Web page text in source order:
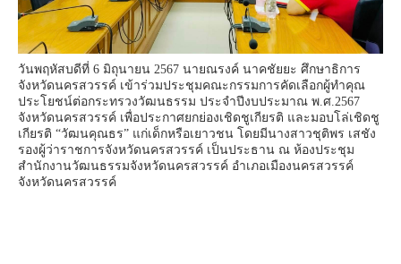
วันพฤหัสบดีที่ 6 มิถุนายน 2567 นายณรงค์ นาคชัยยะ ศึกษาธิการ
จังหวัดนครสวรรค์ เข้าร่วมประชุมคณะกรรมการคัดเลือกผู้ทำคุณ
ประโยชน์ต่อกระทรวงวัฒนธรรม ประจำปีงบประมาณ พ.ศ.2567
จังหวัดนครสวรรค์ เพื่อประกาศยกย่องเชิดชูเกียรติ และมอบโล่เชิดชู
เกียรติ “วัฒนคุณธร” แก่เด็กหรือเยาวชน โดยมีนางสาวชุติพร เสชัง
รองผู้ว่าราชการจังหวัดนครสวรรค์ เป็นประธาน ณ ห้องประชุม
สำนักงานวัฒนธรรมจังหวัดนครสวรรค์ อำเภอเมืองนครสวรรค์
จังหวัดนครสวรรค์